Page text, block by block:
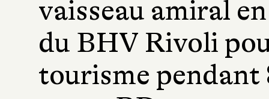
vaisseau amiral
du BHV Rivoli
tourisme pendant